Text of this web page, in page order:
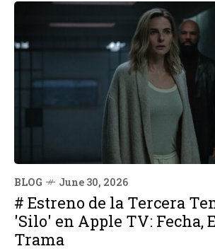
BLOG June 30, 2026
# Estreno de la Tercera
'Silo' en Apple TV: Fecha,
Trama